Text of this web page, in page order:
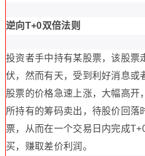
逆向T+0双倍法则
投资者手中持有某股票，该股票
伏，然而有天，受到利好消息或
股票的价格急速上涨，大幅高开
所持有的筹码卖出，待股价回落
票，从而在一个交易日内完成
买，赚取差价利润。